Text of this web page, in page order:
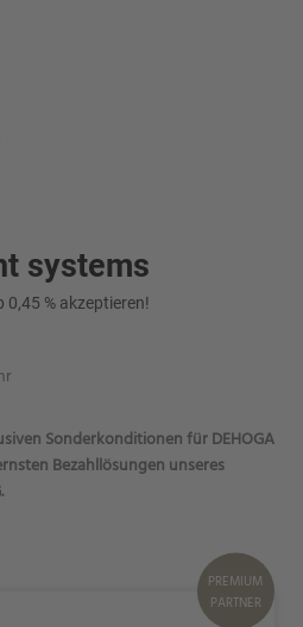
PREMIUM
PARTNER
systems
% akzeptieren!
Sonderkonditionen für DEHOGA
Bezahllösungen unseres